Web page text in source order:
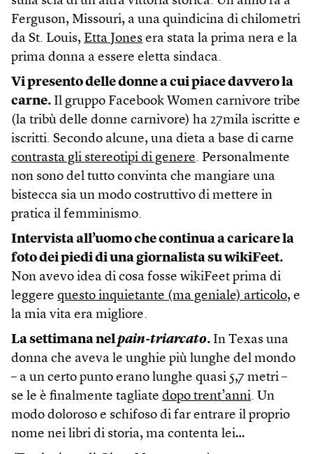
Ferguson, Missouri, a una quindicina di chilometri
da St. Louis, Etta Jones era stata la prima nera e la
prima donna a essere eletta sindaca.
Vi presento delle donne a cui piace davvero la
carne. Il gruppo Facebook Women carnivore tribe
(la tribù delle donne carnivore) ha 27mila iscritte e
iscritti. Secondo alcune, una dieta a base di carne
contrasta gli stereotipi di genere. Personalmente
non sono del tutto convinta che mangiare una
bistecca sia un modo costruttivo di mettere in
pratica il femminismo.
Intervista all’uomo che continua a caricare la
foto dei piedi di una giornalista su wikiFeet.
Non avevo idea di cosa fosse wikiFeet prima di
leggere questo inquietante (ma geniale) articolo, e
la mia vita era migliore.
La settimana nelpain-triarcato. In Texas una
donna che aveva le unghie più lunghe del mondo
– a un certo punto erano lunghe quasi 5,7 metri –
se le è finalmente tagliate dopo trent’anni. Un
modo doloroso e schifoso di far entrare il proprio
nome nei libri di storia, ma contenta lei…